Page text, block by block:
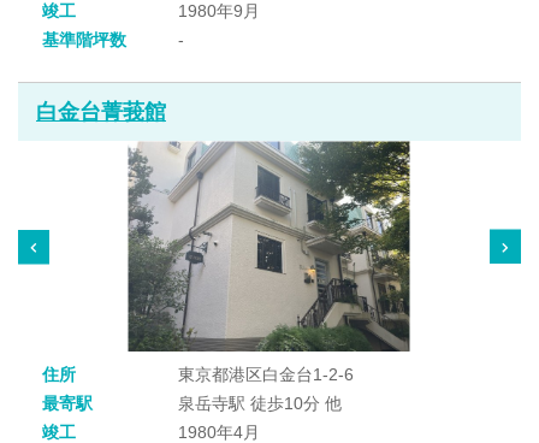
竣工
1980年9月
基準階坪数
-
白金台菁莪館
住所
東京都港区白金台1-2-6
最寄駅
泉岳寺駅 徒歩10分 他
竣工
1980年4月